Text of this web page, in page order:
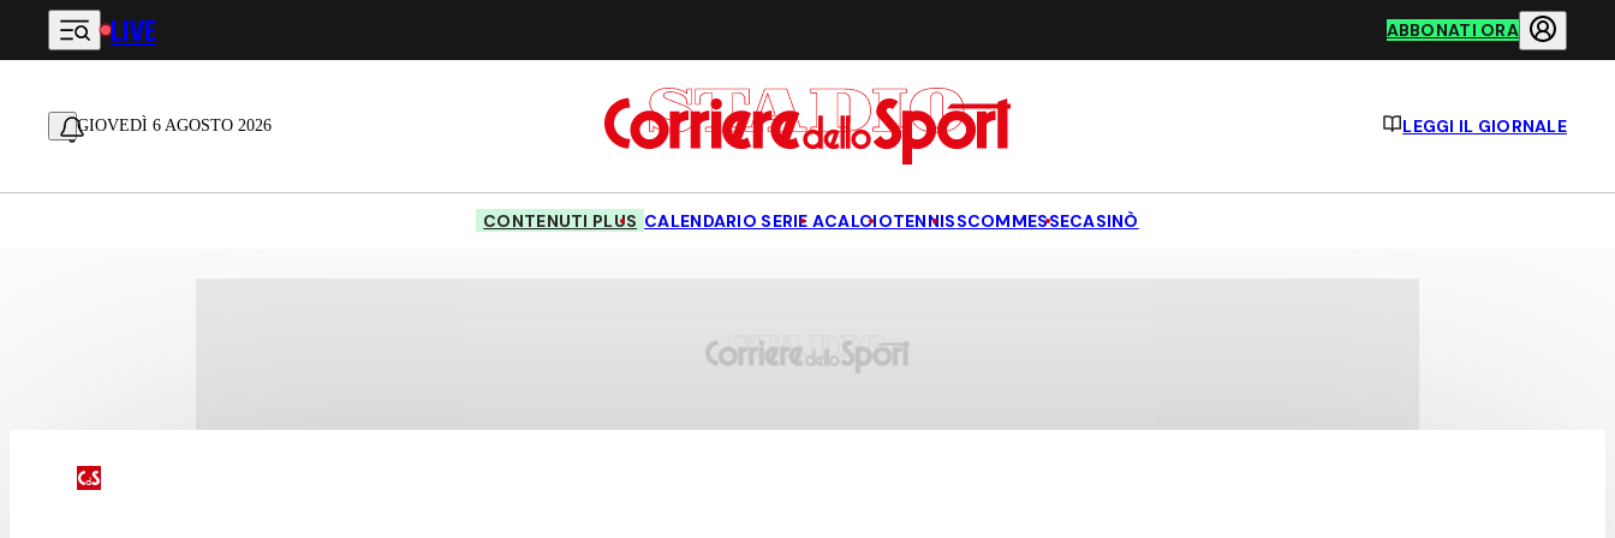
Vai al contenuto principale
LIVE ABBONATI ORA
GIOVEDÌ 6 AGOSTO 2026 LEGGI IL GIORNALE
CONTENUTI PLUS CALENDARIO SERIE ACALCIOTENNISSCOMMESSECASINÒ